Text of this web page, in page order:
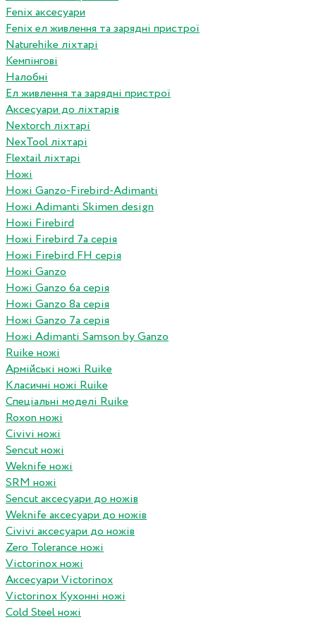
Fenix аксесуари
Fenix ел живлення та зарядні пристрої
Naturehike ліхтарі
Кемпінгові
Налобні
Ел живлення та зарядні пристрої
Аксесуари до ліхтарів
Nextorch ліхтарі
NexTool ліхтарі
Flextail ліхтарі
Ножі
Ножі Ganzo-Firebird-Adimanti
Ножі Adimanti Skimen design
Ножі Firebird
Ножі Firebird 7а серія
Ножі Firebird FH серія
Ножі Ganzo
Ножі Ganzo 6а серія
Ножі Ganzo 8а серія
Ножі Ganzo 7а серія
Ножі Adimanti Samson by Ganzo
Ruike ножі
Армійські ножі Ruike
Класичні ножі Ruike
Спеціальні моделі Ruike
Roxon ножi
Civivi ножі
Sencut ножі
Weknife ножі
SRM ножі
Sencut аксесуари до ножів
Weknife аксесуари до ножів
Civivi аксесуари до ножів
Zero Tolerance ножі
Victorinox ножі
Аксесуари Victorinox
Victorinox Кухонні ножі
Cold Steel ножі